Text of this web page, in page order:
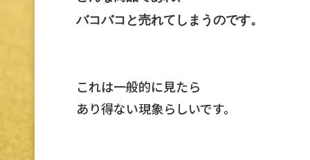
バコバコと売れてしまうのです。
これは一般的に見たら
あり得ない現象らしいです。